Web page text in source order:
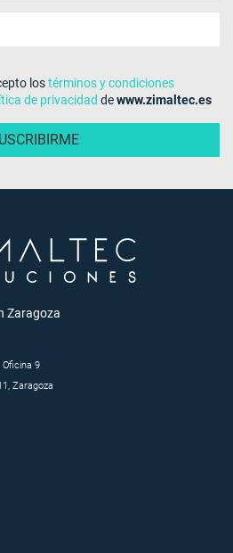
lostérminos y condiciones
de privacidad dewww.zimaltec.es
Zaragoza
Oficina 9
Zaragoza